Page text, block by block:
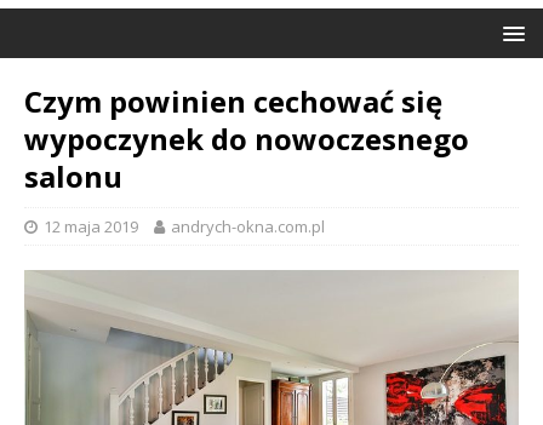
Czym powinien cechować się
wypoczynek do nowoczesnego
salonu
12 maja 2019 andrych-okna.com.pl